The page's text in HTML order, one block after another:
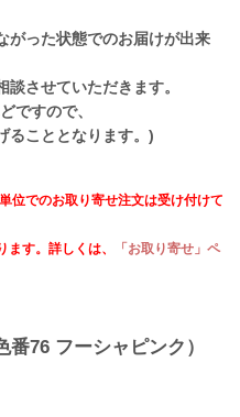
がった状態でのお届けが出来
させていただきます。
ですので、
ることとなります。)
位でのお取り寄せ注文は受け付けて
す。詳しくは、
「お取り寄せ」ペ
番76 フーシャピンク）